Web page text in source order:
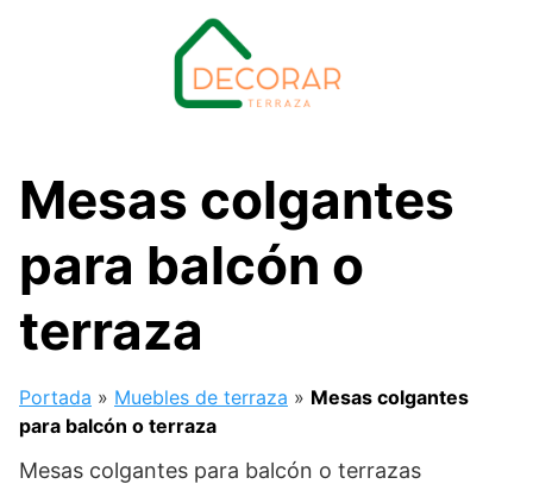
Mesas colgantes
para balcón o
terraza
Portada » Muebles de terraza » Mesas colgantes
para balcón o terraza
Mesas colgantes para balcón o terrazas